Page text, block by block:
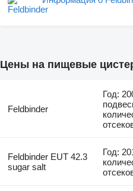
Цены на пищевые
Feldbinder
Год:
Feldbinder EUT 42.3
sugar salt
Год: